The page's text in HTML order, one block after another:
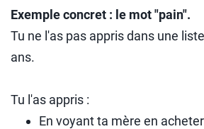
Exemple concret : le mot "pain".
Tu ne l'as pas appris dans une
ans.
Tu l'as appris :
En voyant ta mère en acheter